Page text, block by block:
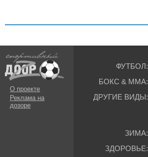
О проекте
Реклама на
дозоре
ФУТБОЛ:
БОКС & ММА:
ДРУГИЕ ВИДЫ:
ЗИМА:
ЗДОРОВЬЕ: